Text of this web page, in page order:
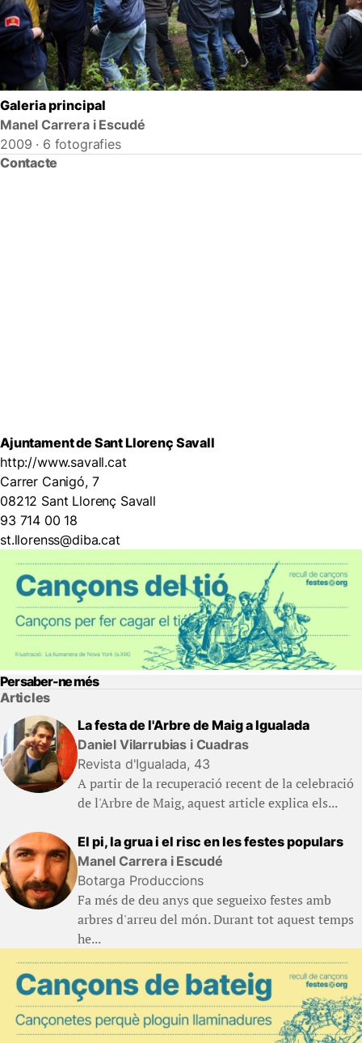
Galeria principal
Manel Carrera i Escudé
2009 · 6 fotografies
Contacte
Ajuntament de Sant Llorenç Savall
http://www.savall.cat
Carrer Canigó, 7
08212 Sant Llorenç Savall
93 714 00 18
st.llorenss@diba.cat
Per saber-ne més
Articles
La festa de l'Arbre de Maig a Igualada
Daniel Vilarrubias i Cuadras
Revista d'Igualada, 43
A partir de la recuperació recent de la celebració
de l'Arbre de Maig, aquest article explica els...
El pi, la grua i el risc en les festes populars
Manel Carrera i Escudé
Botarga Produccions
Fa més de deu anys que segueixo festes amb
arbres d'arreu del món. Durant tot aquest temps
he...